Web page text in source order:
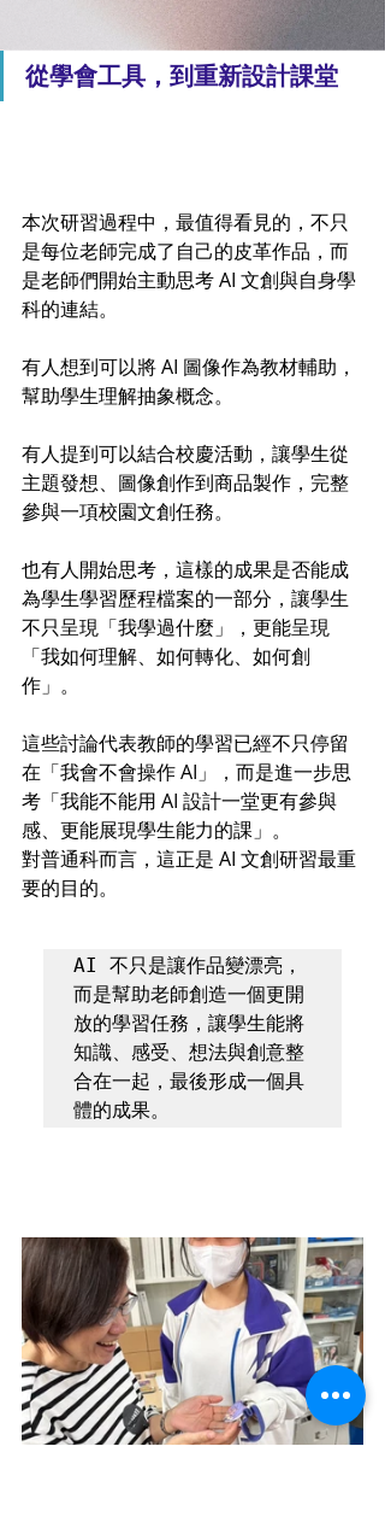
從學會工具，到重新設計課堂
本次研習過程中，最值得看見的，不只
是每位老師完成了自己的皮革作品，而
是老師們開始主動思考 AI 文創與自身學
科的連結。
有人想到可以將 AI 圖像作為教材輔助，
幫助學生理解抽象概念。
有人提到可以結合校慶活動，讓學生從
主題發想、圖像創作到商品製作，完整
參與一項校園文創任務。
也有人開始思考，這樣的成果是否能成
為學生學習歷程檔案的一部分，讓學生
不只呈現「我學過什麼」，更能呈現
「我如何理解、如何轉化、如何創
作」。
這些討論代表教師的學習已經不只停留
在「我會不會操作 AI」，而是進一步思
考「我能不能用 AI 設計一堂更有參與
感、更能展現學生能力的課」。
對普通科而言，這正是 AI 文創研習最重
要的目的。
AI 不只是讓作品變漂亮，
而是幫助老師創造一個更開
放的學習任務，讓學生能將
知識、感受、想法與創意整
合在一起，最後形成一個具
體的成果。